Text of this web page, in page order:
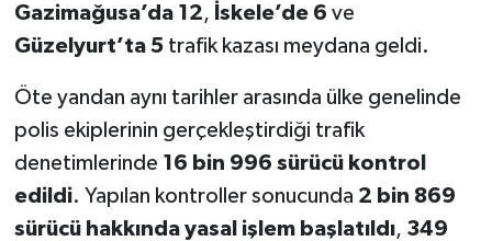
Gazimağusa’da 12, İskele’de 6 ve
Güzelyurt’ta 5trafik kazası meydana geldi.
Öte yandan aynı tarihler arasında ülke genelinde
polis ekiplerinin gerçekleştirdiği trafik
denetimlerinde 16 bin 996 sürücü kontrol
edildi. Yapılan kontroller sonucunda 2 bin 869
sürücü hakkında yasal işlem başlatıldı, 349